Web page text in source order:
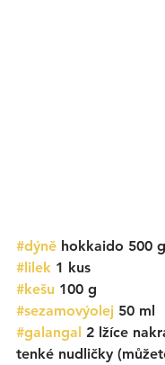
#dýně hokkaido 500 g
#lilek 1 kus
#kešu 100 g
#sezamovýolej 50 ml
#galangal 2 lžíce
tenké nudličky